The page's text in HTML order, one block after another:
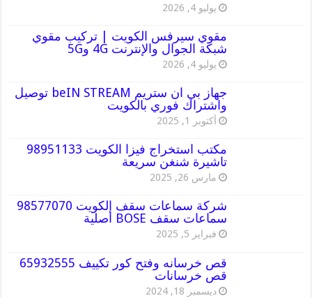
يوليو 4, 2026
مقوي سيرفس الكويت | تركيب مقوي
شبكة الجوال والإنترنت 4G و5G
يوليو 4, 2026
جهاز بي ان ستريم beIN STREAM توصيل
واشتراك فوري بالكويت
أكتوبر 1, 2025
مكتب استخراج فيزا الكويت 98951133
تاشيرة شنغن سريعة
مارس 26, 2025
شركة سماعات سقف الكويت 98577070
سماعات سقف BOSE أصلية
فبراير 5, 2025
قص خرسانه وفتح كور تكييف 65932555
قص خرسانات
ديسمبر 18, 2024